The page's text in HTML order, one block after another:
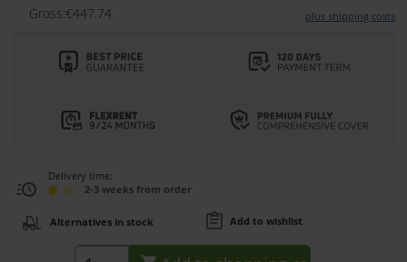
Gross:€447.74 plus shipping costs
Delivery time:
2-3 weeks from order
Alternatives in stock Add to wishlist